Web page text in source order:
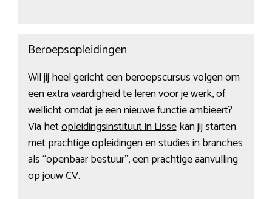
Beroepsopleidingen
Wil jij heel gericht een beroepscursus volgen om
een extra vaardigheid te leren voor je werk, of
wellicht omdat je een nieuwe functie ambieert?
Via hetopleidingsinstituut in Lissekan jij starten
met prachtige opleidingen en studies in branches
als “openbaar bestuur”, een prachtige aanvulling
op jouw CV.